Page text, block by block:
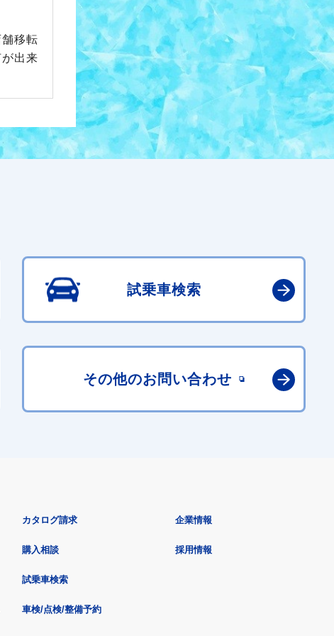
移転
出来
試乗車検索
その他のお問い合わせ
カタログ請求
購入相談
試乗車検索
車検/点検/整備予約
企業情報
採用情報